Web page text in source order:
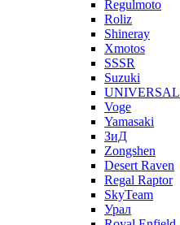
Regulmoto
Roliz
Shineray
Xmotos
SSSR
Suzuki
UNIVERSAL
Voge
Yamasaki
ЗиД
Zongshen
Desert Raven
Regal Raptor
SkyTeam
Урал